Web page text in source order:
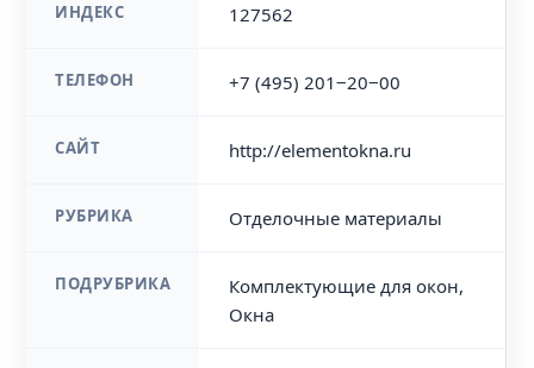
ИНДЕКС 127562
ТЕЛЕФОН +7 (495) 201‒20‒00
САЙТ http://elementokna.ru
РУБРИКА Отделочные материалы
ПОДРУБРИКА
Комплектующие для окон,
Окна